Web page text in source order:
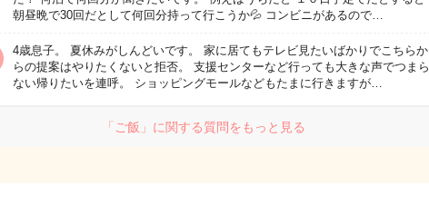
朝昼晩で30回だとして何回分持って行こうか💦 コンビニがあるので…
4歳息子。 夏休みがしんどいです。 家に居てもテレビ見たいばかりでこちらか
らの提案はやりたくないと拒否。 支援センターなど行っても大きな声でつまら
ない帰りたいを連呼。 ショッピングモールなどもたまに行きますが…
「ご飯」に関する質問をもっと見る